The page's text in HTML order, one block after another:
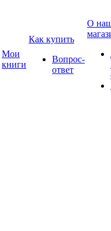
Мои
книги
Как купить
Вопрос-
ответ
О